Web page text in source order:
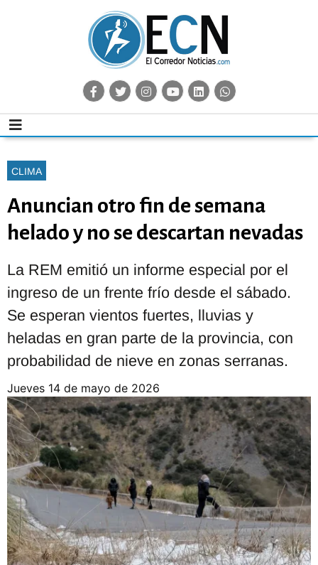
CLIMA
Anuncian otro fin de semana
helado y no se descartan nevadas
La REM emitió un informe especial por el
ingreso de un frente frío desde el sábado.
Se esperan vientos fuertes, lluvias y
heladas en gran parte de la provincia, con
probabilidad de nieve en zonas serranas.
jueves 14 de mayo de 2026